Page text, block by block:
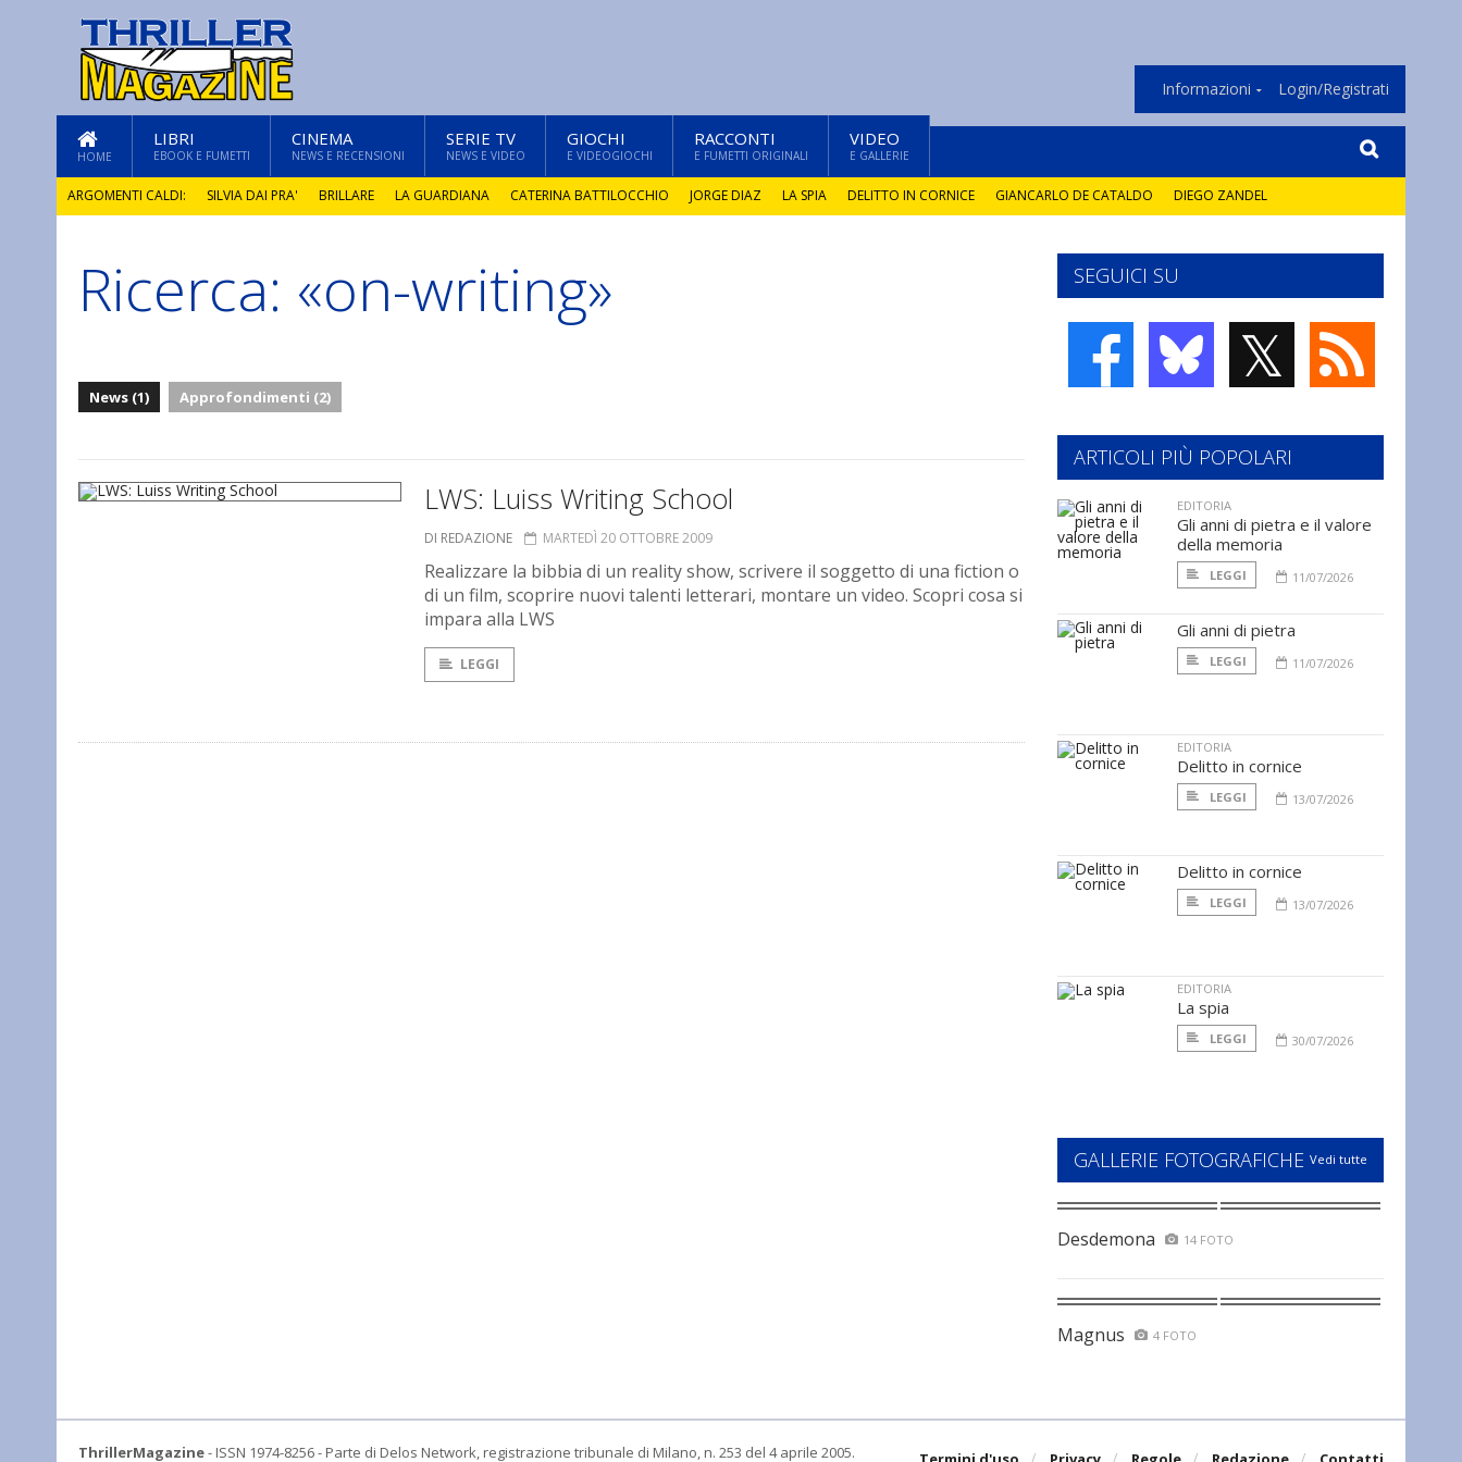
Informazioni Login/Registrati
HOME
LIBRI
EBOOK E FUMETTI
CINEMA
NEWS E RECENSIONI
SERIE TV
NEWS E VIDEO
GIOCHI
E VIDEOGIOCHI
RACCONTI
E FUMETTI ORIGINALI
VIDEO
E GALLERIE
ARGOMENTI CALDI: SILVIA DAI PRA' BRILLARE LA GUARDIANA CATERINA BATTILOCCHIO JORGE DIAZ LA SPIA DELITTO IN CORNICE GIANCARLO DE CATALDO DIEGO ZANDEL
GLI ANNI DI PIETRA
Ricerca: «on-writing»
News (1) Approfondimenti (2)
LWS: Luiss Writing School
DI REDAZIONE MARTEDÌ 20 OTTOBRE 2009
Realizzare la bibbia di un reality show, scrivere il soggetto di una fiction o
di un film, scoprire nuovi talenti letterari, montare un video. Scopri cosa si
impara alla LWS
LEGGI
SEGUICI SU
𝕏
ARTICOLI PIÙ POPOLARI
EDITORIA
Gli anni di pietra e il valore
della memoria
LEGGI 11/07/2026
Gli anni di pietra
LEGGI 11/07/2026
EDITORIA
Delitto in cornice
LEGGI 13/07/2026
Delitto in cornice
LEGGI 13/07/2026
EDITORIA
La spia
LEGGI 30/07/2026
GALLERIE FOTOGRAFICHE Vedi tutte
Desdemona 14 FOTO
Magnus 4 FOTO
ThrillerMagazine- ISSN 1974-8256 - Parte di Delos Network, registrazione tribunale di Milano, n. 253 del 4 aprile 2005.